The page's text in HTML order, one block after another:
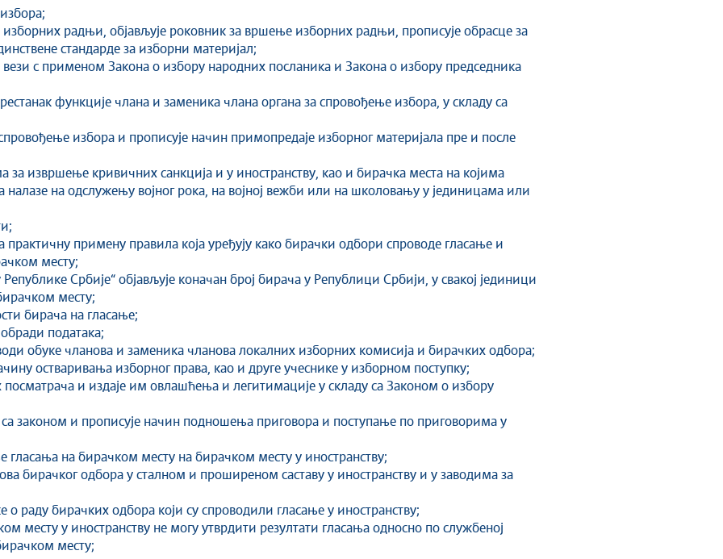
изборних радњи, објављује роковник за вршење изборних радњи, прописује обрасце за
стандарде за изборни материјал;
с применом Закона о избору народних посланика и Закона о избору председника
функције члана и заменика члана органа за спровођење избора, у складу са
избора и прописује начин примопредаје изборног материјала пре и после
за извршење кривичних санкција и у иностранству, као и бирачка места на којима
налазе на одслужењу војног рока, на војној вежби или на школовању у јединицама или
практичну примену правила која уређују како бирачки одбори спроводе гласање и
месту;
Србије“ објављује коначан број бирача у Републици Србији, у свакој јединици
месту;
бирача на гласање;
података;
обуке чланова и заменика чланова локалних изборних комисија и бирачких одбора;
остваривања изборног права, као и друге учеснике у изборном поступку;
и издаје им овлашћења и легитимације у складу са Законом о избору
са законом и прописује начин подношења приговора и поступање по приговорима у
гласања на бирачком месту на бирачком месту у иностранству;
бирачког одбора у сталном и проширеном саставу у иностранству и у заводима за
раду бирачких одбора који су спроводили гласање у иностранству;
месту у иностранству не могу утврдити резултати гласања односно по службеној
месту;